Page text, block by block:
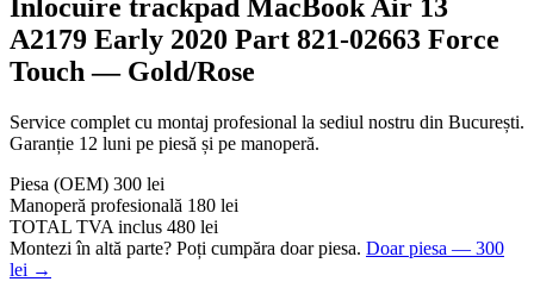
Înlocuire trackpad MacBook Air 13
A2179 Early 2020 Part 821-02663 Force
Touch — Gold/Rose
Service complet cu montaj profesional la sediul nostru din București.
Garanție 12 luni pe piesă și pe manoperă.
Piesa (OEM) 300 lei
Manoperă profesională 180 lei
TOTAL TVA inclus 480 lei
Montezi în altă parte? Poți cumpăra doar piesa. Doar piesa — 300
lei →